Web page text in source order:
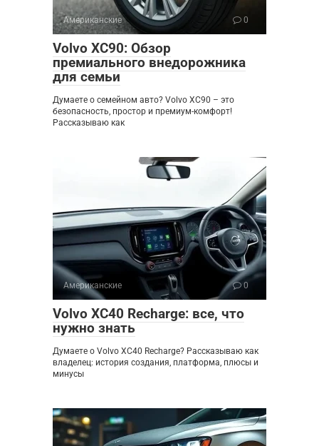
Американские 0
Volvo XC90: Обзор
премиального внедорожника
для семьи
Думаете о семейном авто? Volvo XC90 – это
безопасность, простор и премиум-комфорт!
Рассказываю как
Американские 0
Volvo XC40 Recharge: все, что
нужно знать
Думаете о Volvo XC40 Recharge? Рассказываю как
владелец: история создания, платформа, плюсы и
минусы